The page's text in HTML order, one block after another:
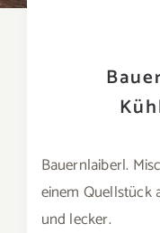
Bauernlaiberl.
einem Quellstück
und lecker.